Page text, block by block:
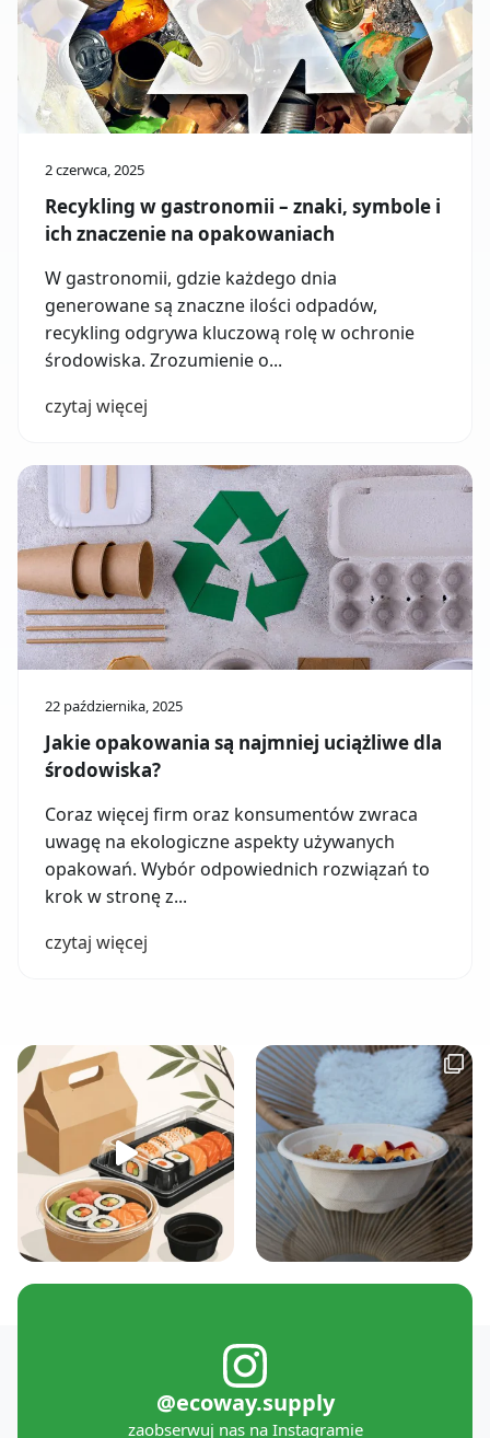
2 czerwca, 2025
Recykling w gastronomii – znaki, symbole i
ich znaczenie na opakowaniach
W gastronomii, gdzie każdego dnia
generowane są znaczne ilości odpadów,
recykling odgrywa kluczową rolę w ochronie
środowiska. Zrozumienie o...
czytaj więcej
22 października, 2025
Jakie opakowania są najmniej uciążliwe dla
środowiska?
Coraz więcej firm oraz konsumentów zwraca
uwagę na ekologiczne aspekty używanych
opakowań. Wybór odpowiednich rozwiązań to
krok w stronę z...
czytaj więcej
@ecoway.supply
zaobserwuj nas na Instagramie